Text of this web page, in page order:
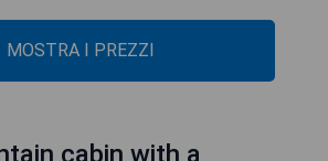
MOSTRA I PREZZI
cabin with a